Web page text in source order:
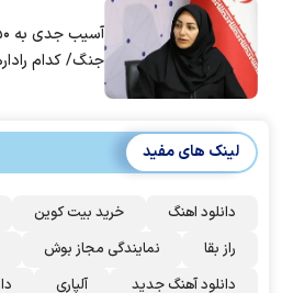
جنگ/ کدام
لینک های مفید
دانلود اهنگ خرید بیت کوین
راز بقا
نمایندگی مجاز بوش
دانلود آهنگ جدید
آلپاری